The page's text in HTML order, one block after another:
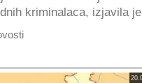
kriminalaca, izjavila